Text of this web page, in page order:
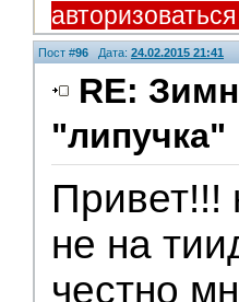
авторизоваться
Пост #96 Дата: 24.02.2015 21:41
RE:
"липучка"
Привет!!!
не на
честно